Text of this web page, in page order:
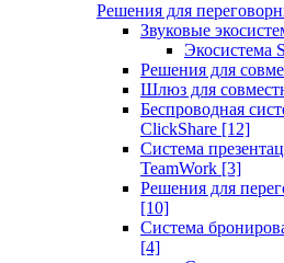
Решения для
Звуковые
Экосистема
Решения для
Шлюз для
Беспроводная
ClickShare [12]
Система
TeamWork [3]
Решения для
[10]
Система
[4]